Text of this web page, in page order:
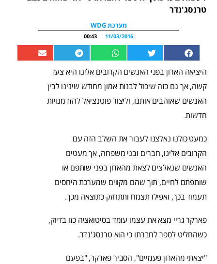
טרנסג'נדר
מערכת WDG
11/03/2016
00:43
היציאה הארון בפני האנשים הקרובים אלינו היא צעד
קשה, אך גם כזה שיכול לבנות אמון מחודש שינינו לבין
האנשים שאוהבים אותנו, וליצור פוטנציאל להזדמנויות
חדשות.
כמעט כולנו נאלצנו לעבור את השלב הזה עם
הקרובים אלינו, חברים ובני משפחה, אך מעטים
האנשים שנאלצים לצאת מהארון בפני שותפם או
שותפתם לחיים, תוך שהם מקווים שמערכת היחסים
תעמוד בכך, ואפילו תצמח ותתחזק כתוצאה מכך.
פארקר גריי מצא את עצמו עומד בסיטואציה כזו בדיוק,
כשהחליט לספר לחברתו כי הוא טרנסג'נדר.
"יצאתי מהארון פעמיים", הסביר פארקר, "בפעם